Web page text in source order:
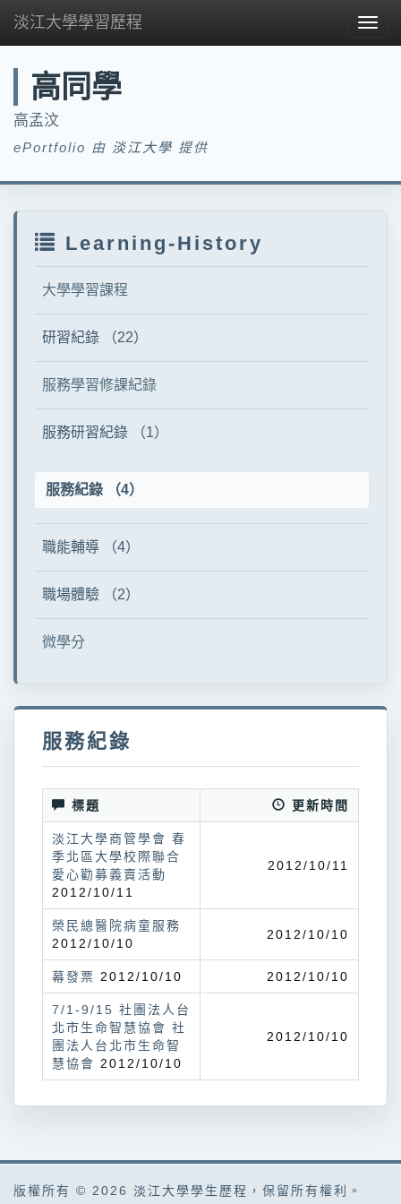
淡江大學學習歷程
高同學
高孟汶
ePortfolio 由 淡江大學 提供
Learning-History
大學學習課程
研習紀錄 （22）
服務學習修課紀錄
服務研習紀錄 （1）
服務紀錄 （4）
職能輔導 （4）
職場體驗 （2）
微學分
服務紀錄
標題 更新時間
淡江大學商管學會 春
季北區大學校際聯合
愛心勸募義賣活動
2012/10/11
2012/10/11
榮民總醫院病童服務
2012/10/10
2012/10/10
幕發票 2012/10/10 2012/10/10
7/1-9/15 社團法人台
北市生命智慧協會 社
團法人台北市生命智
慧協會 2012/10/10
2012/10/10
版權所有 © 2026 淡江大學學生歷程 ，保留所有權利。